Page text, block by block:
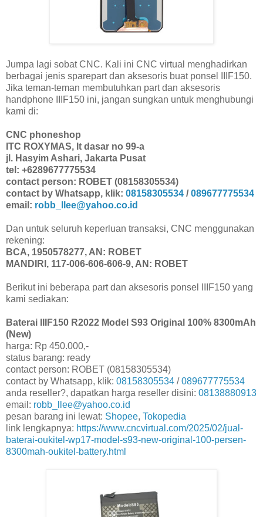
Jumpa lagi sobat CNC. Kali ini CNC virtual menghadirkan
berbagai jenis sparepart dan aksesoris buat ponsel IIIF150.
Jika teman-teman membutuhkan part dan aksesoris
handphone IIIF150 ini, jangan sungkan untuk menghubungi
kami di:
CNC phoneshop
ITC ROXYMAS, lt dasar no 99-a
jl. Hasyim Ashari, Jakarta Pusat
tel: +6289677775534
contact person: ROBET (08158305534)
contact by Whatsapp, klik: 08158305534 /089677775534
email: robb_llee@yahoo.co.id
Dan untuk seluruh keperluan transaksi, CNC menggunakan
rekening:
BCA, 1950578277, AN: ROBET
MANDIRI, 117-006-606-606-9, AN: ROBET
Berikut ini beberapa part dan aksesoris ponsel IIIF150 yang
kami sediakan:
Baterai IIIF150 R2022 Model S93 Original 100% 8300mAh
(New)
harga: Rp 450.000,-
status barang: ready
contact person: ROBET (08158305534)
contact by Whatsapp, klik: 08158305534 /089677775534
anda reseller?, dapatkan harga reseller disini: 08138880913
email: robb_llee@yahoo.co.id
pesan barang ini lewat: Shopee, Tokopedia
link lengkapnya: https://www.cncvirtual.com/2025/02/jual-
baterai-oukitel-wp17-model-s93-new-original-100-persen-
8300mah-oukitel-battery.html